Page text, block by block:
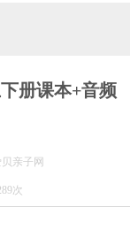
册课本+音频
贝亲子网
次